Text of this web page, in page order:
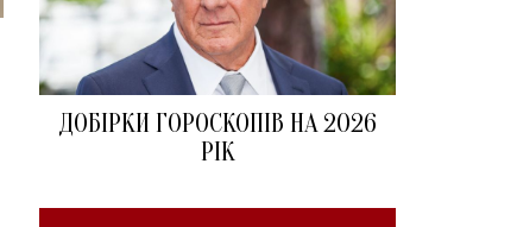
ДОБІРКИ ГОРОСКОПІВ НА 2026
РІК